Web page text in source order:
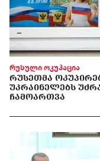
რუსული ოკუპაცია
ᲠᲣᲡᲔᲗᲛᲐ
ᲣᲙᲠᲐᲘᲜᲔᲚᲔᲑᲡ
ᲩᲐᲛᲝᲐᲠᲗᲕᲐ